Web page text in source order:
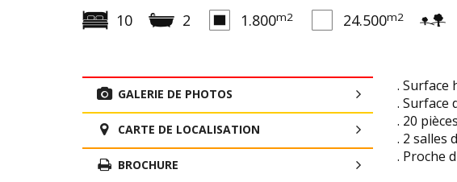
10 2 1.800m2 24.500m2
GALERIE DE PHOTOS
CARTE DE LOCALISATION
BROCHURE
. Surface
. Surface
. 20
. 2 salles
. Proche